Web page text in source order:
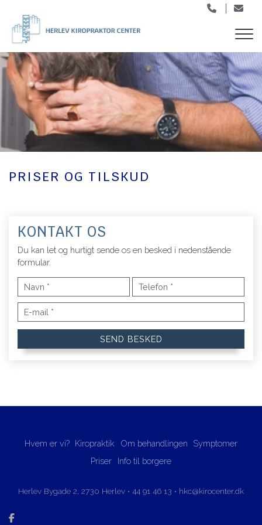
hovedindhold
PRISER OG TILSKUD​
KONTAKT OS
Du kan let og hurtigt sende os en besked i nedenstående
formular.
Hvem er vi? Kiropraktik Om behandlingen
Symptomer
Priser
Info til borgere
Herlev Bygade 2, ​2730 Herlev​• 44 91 46 13 • hkc@kirocenter.dk